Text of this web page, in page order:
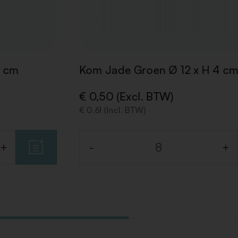
cm
+
Kom Jade Groen Ø 12 x H 4 cm
€ 0,50 (Excl. BTW)
€ 0,61 (Incl. BTW)
- +